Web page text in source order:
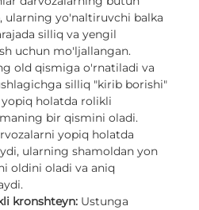
yo'naltiruvchi balka
silliq va yengil
uchun mo'ljallangan.
old qismiga o'rnatiladi va
silliq "kirib borishi"
holatda rolikli
bir qismini oladi.
yopiq holatda
ularning shamoldan yon
oldini oladi va aniq
kronshteyn: Ustunga